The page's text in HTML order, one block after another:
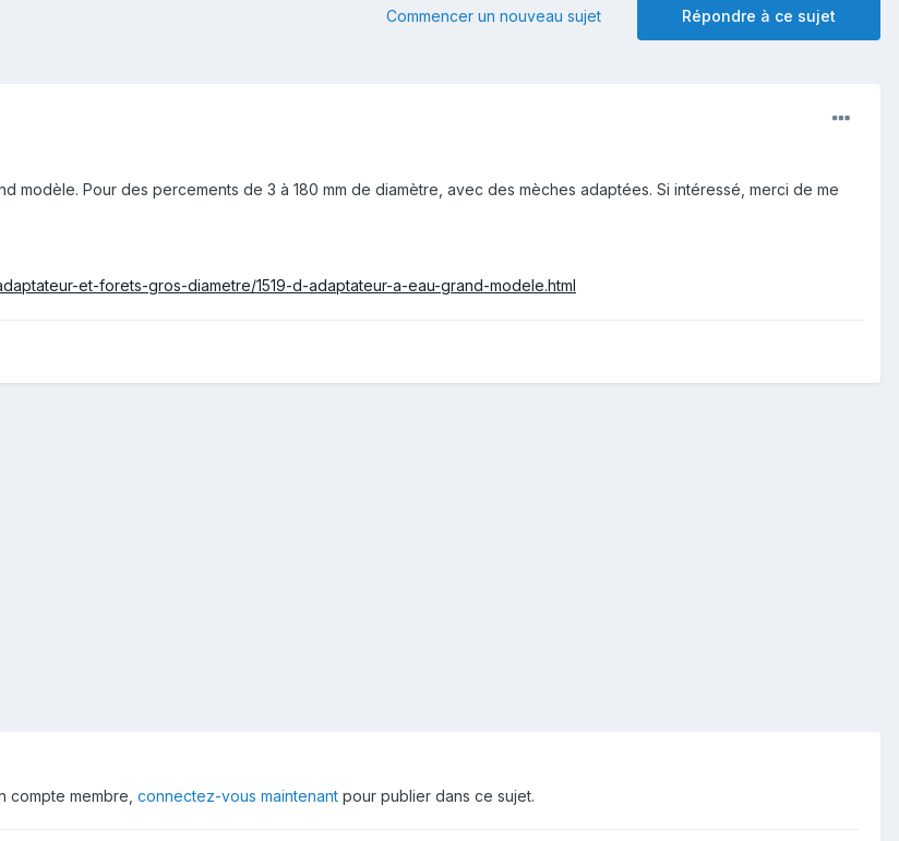
Répondre à ce sujet
Commencer un nouveau sujet
modèle. Pour des percements de 3 à 180 mm de diamètre, avec des mèches adaptées. Si intéressé, merci de me
et-forets-gros-diametre/1519-d-adaptateur-a-eau-grand-modele.html
compte membre, connectez-vous maintenant pour publier dans ce sujet.